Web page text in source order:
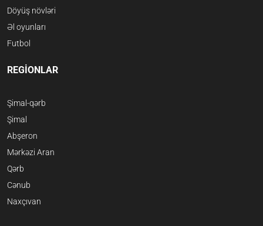
Döyüş növləri
Əl oyunları
Futbol
REGİONLAR
Şimal-qərb
Şimal
Abşeron
Mərkəzi Aran
Qərb
Cənub
Naxçıvan